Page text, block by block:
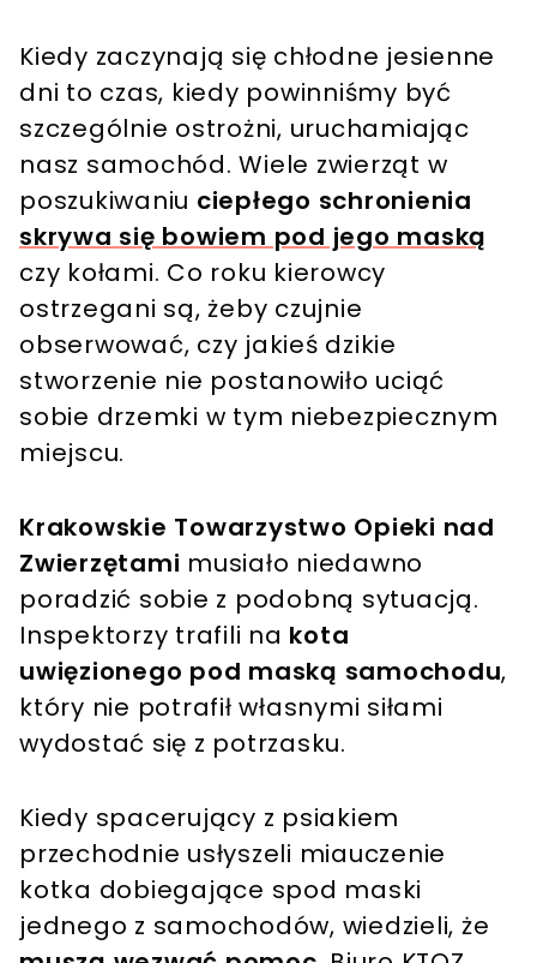
Kiedy zaczynają się chłodne jesienne
dni to czas, kiedy powinniśmy być
szczególnie ostrożni, uruchamiając
nasz samochód. Wiele zwierząt w
poszukiwaniu ciepłego schronienia
skrywa się bowiem pod jego maską
czy kołami. Co roku kierowcy
ostrzegani są, żeby czujnie
obserwować, czy jakieś dzikie
stworzenie nie postanowiło uciąć
sobie drzemki w tym niebezpiecznym
miejscu.
Krakowskie Towarzystwo Opieki nad
Zwierzętami musiało niedawno
poradzić sobie z podobną sytuacją.
Inspektorzy trafili na kota
uwięzionego pod maską samochodu,
który nie potrafił własnymi siłami
wydostać się z potrzasku.
Kiedy spacerujący z psiakiem
przechodnie usłyszeli miauczenie
kotka dobiegające spod maski
jednego z samochodów, wiedzieli, że